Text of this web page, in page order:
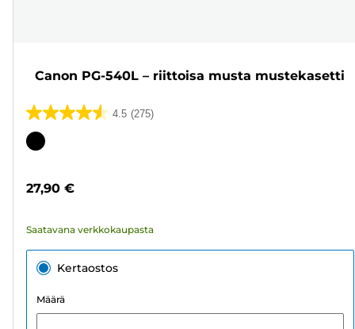
Canon PG-540L – riittoisa musta mustekasetti
4.5 (275)
4.5/5
tähteä.
Värikasetti
27,90 €
Saatavana verkkokaupasta
Kertaostos
Määrä